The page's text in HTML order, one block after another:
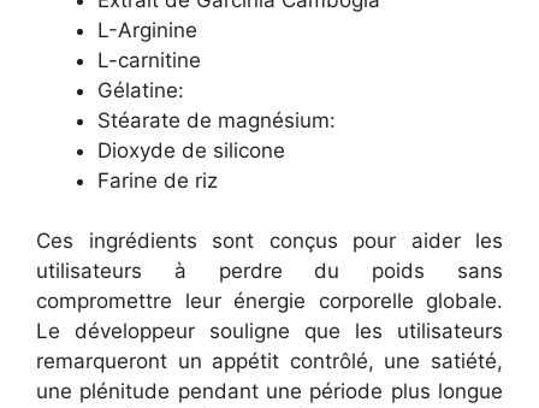
L-Arginine
L-carnitine
Gélatine:
Stéarate de magnésium:
Dioxyde de silicone
Farine de riz
Ces ingrédients sont conçus pour aider les
utilisateurs à perdre du poids sans
compromettre leur énergie corporelle globale.
Le développeur souligne que les utilisateurs
remarqueront un appétit contrôlé, une satiété,
une plénitude pendant une période plus longue